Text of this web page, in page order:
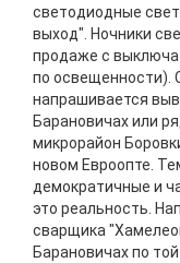
светодиодные
выход". Ночники
продаже с
по освещенности).
напрашивается
Барановичах или
микрорайон
новом Евроопте.
демократичные и
это реальность.
сварщика
Барановичах по